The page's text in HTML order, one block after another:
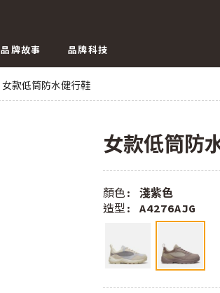
品牌故事 品牌科技
女款低筒防水健行鞋
女款低筒防
顏色: 淺紫色
造型: A4276AJG